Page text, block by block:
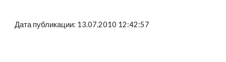
Дата публикации: 13.07.2010 12:42:57